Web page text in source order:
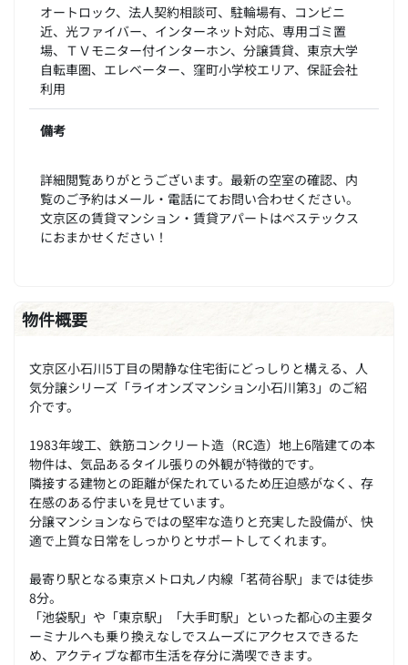
オートロック、法人契約相談可、駐輪場有、コンビニ
近、光ファイバー、インターネット対応、専用ゴミ置
場、ＴＶモニター付インターホン、分譲賃貸、東京大学
自転車圏、エレベーター、窪町小学校エリア、保証会社
利用
備考
詳細閲覧ありがとうございます。最新の空室の確認、内
覧のご予約はメール・電話にてお問い合わせください。
文京区の賃貸マンション・賃貸アパートはベステックス
におまかせください！
物件概要
文京区小石川5丁目の閑静な住宅街にどっしりと構える、人
気分譲シリーズ「ライオンズマンション小石川第3」のご紹
介です。
1983年竣工、鉄筋コンクリート造（RC造）地上6階建ての本
物件は、気品あるタイル張りの外観が特徴的です。
隣接する建物との距離が保たれているため圧迫感がなく、存
在感のある佇まいを見せています。
分譲マンションならではの堅牢な造りと充実した設備が、快
適で上質な日常をしっかりとサポートしてくれます。
最寄り駅となる東京メトロ丸ノ内線「茗荷谷駅」までは徒歩
8分。
「池袋駅」や「東京駅」「大手町駅」といった都心の主要タ
ーミナルへも乗り換えなしでスムーズにアクセスできるた
め、アクティブな都市生活を存分に満喫できます。